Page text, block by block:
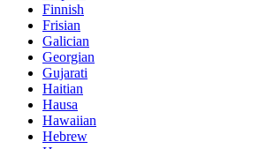
Finnish
Frisian
Galician
Georgian
Gujarati
Haitian
Hausa
Hawaiian
Hebrew